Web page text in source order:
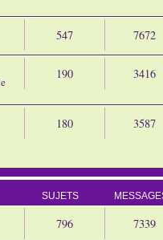
547 7672
190 3416
180 3587
SUJETS
796 7339